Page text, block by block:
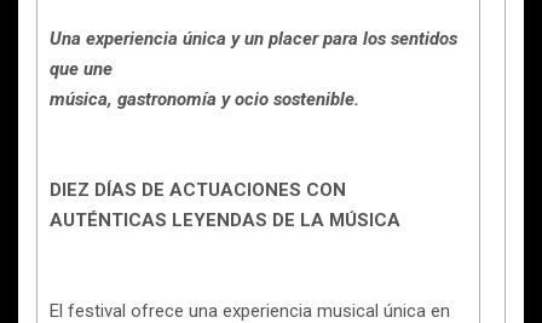
Una experiencia única y un placer para los sentidos
que une
música, gastronomía y ocio sostenible.
DIEZ DÍAS DE ACTUACIONES CON
AUTÉNTICAS LEYENDAS DE LA MÚSICA
El festival ofrece una experiencia musical única en